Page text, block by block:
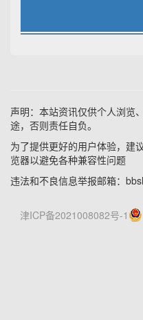
声明：本站资讯仅供个人浏览
途，否则责任自负。
为了提供更好的用户体验，建
览器以避免各种兼容性问题
违法和不良信息举报邮箱：
津ICP备2021008082号-1